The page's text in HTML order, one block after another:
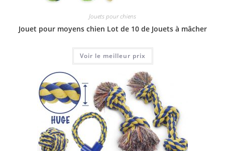
Jouets pour chiens
Jouet pour moyens chien Lot de 10 de Jouets à mâcher
Voir le meilleur prix